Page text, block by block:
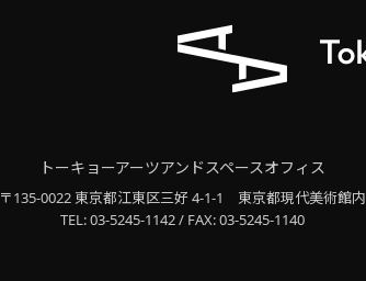
トーキョーアーツアンドスペースオフィス
〒135-0022 東京都江東区三好 4-1-1 東京都現代美術館内
TEL: 03-5245-1142 / FAX: 03-5245-1140